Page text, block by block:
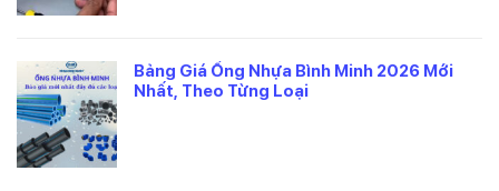
Bảng Giá Ống Nhựa Bình Minh 2026 Mới
Nhất, Theo Từng Loại